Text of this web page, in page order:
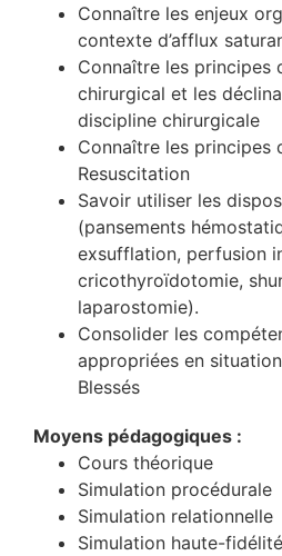
Connaître les enjeux
contexte d’afflux
Connaître les principes
chirurgical et les
discipline chirurgicale
Connaître les principes
Resuscitation
Savoir utiliser les
(pansements
exsufflation, perfusion
cricothyroïdotomie,
laparostomie).
Consolider les
appropriées en
Blessés
Moyens pédagogiques :
Cours théorique
Simulation procédurale
Simulation relationnelle
Simulation haute-fidélité